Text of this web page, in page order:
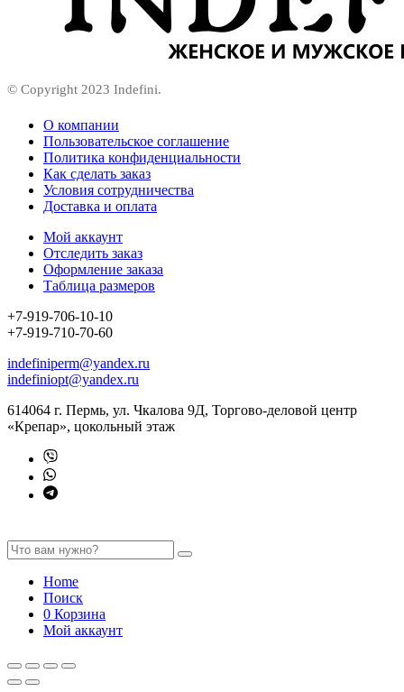
© Copyright 2023 Indefini.
О компании
Пользовательское соглашение
Политика конфиденциальности
Как сделать заказ
Условия сотрудничества
Доставка и оплата
Мой аккаунт
Отследить заказ
Оформление заказа
Таблица размеров
+7-919-706-10-10
+7-919-710-70-60
indefiniperm@yandex.ru
indefiniopt@yandex.ru
614064 г. Пермь, ул. Чкалова 9Д, Торгово-деловой центр
«Крепар», цокольный этаж
Home
Поиск
0 Корзина
Мой аккаунт